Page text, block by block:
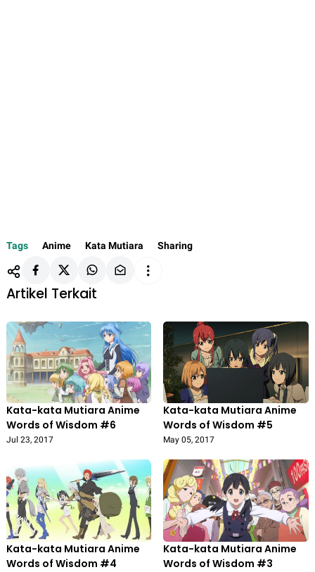
Tags Anime Kata Mutiara Sharing
Artikel Terkait
Kata-kata Mutiara Anime
Words of Wisdom #6
Jul 23, 2017
Kata-kata Mutiara Anime
Words of Wisdom #5
May 05, 2017
Kata-kata Mutiara Anime
Words of Wisdom #4
Kata-kata Mutiara Anime
Words of Wisdom #3